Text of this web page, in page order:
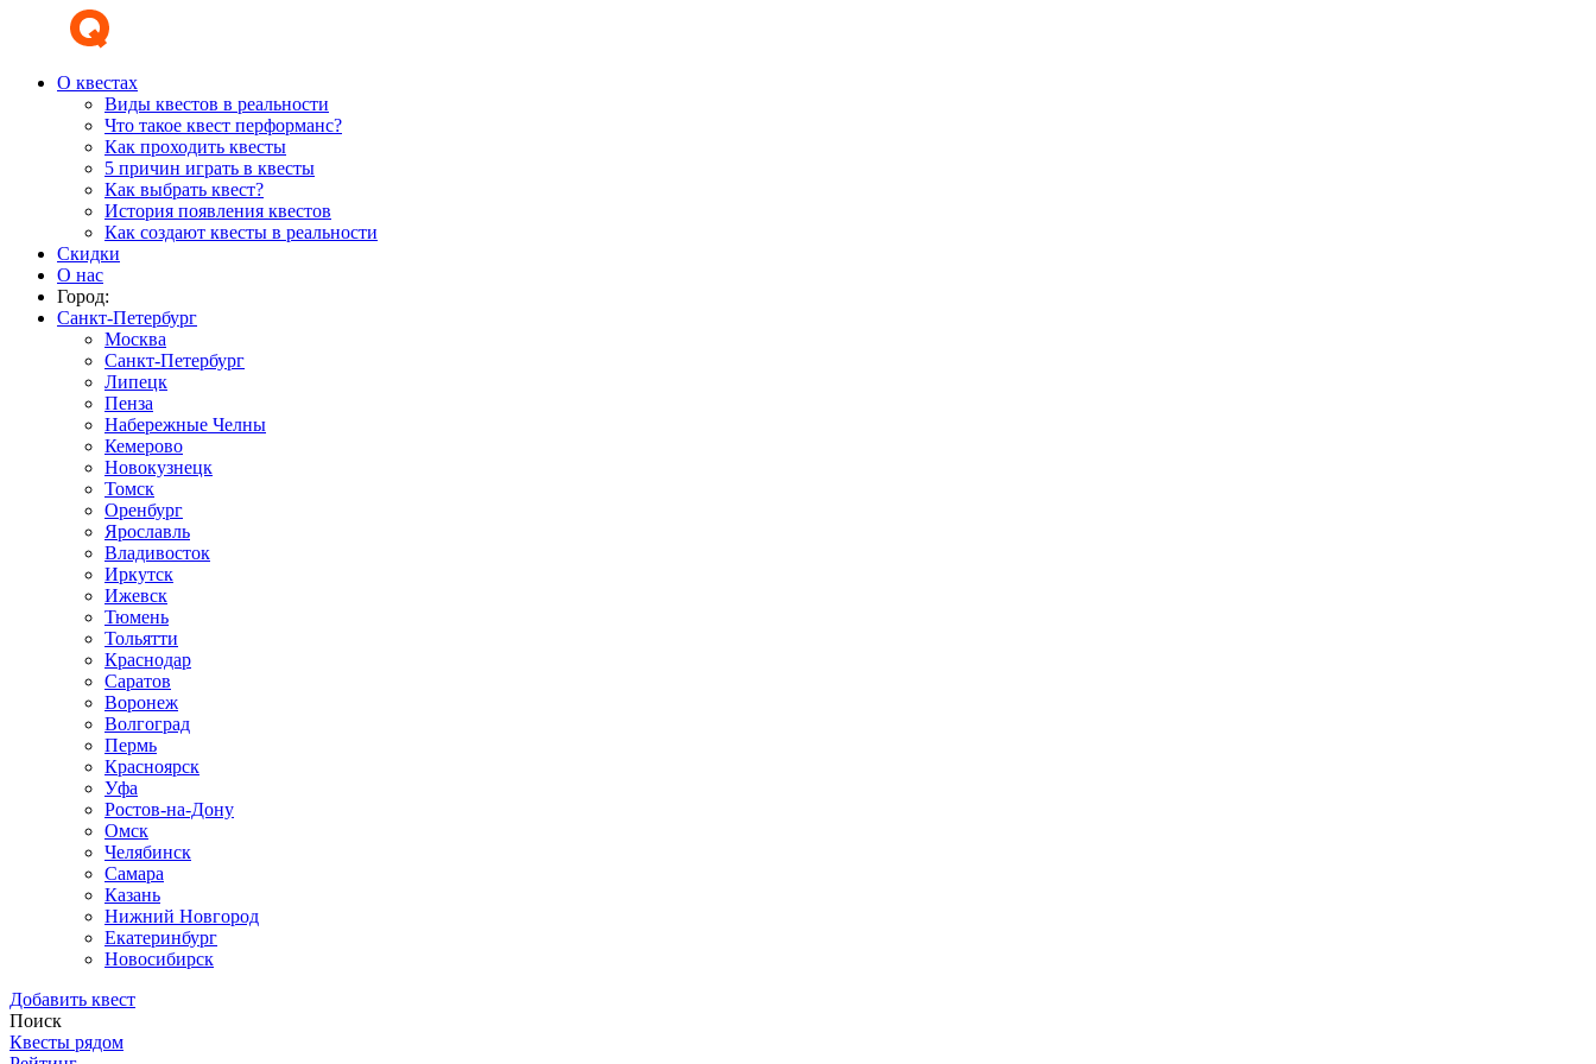
О квестах
Виды квестов в реальности
Что такое квест перформанс?
Как проходить квесты
5 причин играть в квесты
Как выбрать квест?
История появления квестов
Как создают квесты в реальности
Скидки
О нас
Город:
Санкт-Петербург
Москва
Санкт-Петербург
Липецк
Пенза
Набережные Челны
Кемерово
Новокузнецк
Томск
Оренбург
Ярославль
Владивосток
Иркутск
Ижевск
Тюмень
Тольятти
Краснодар
Саратов
Воронеж
Волгоград
Пермь
Красноярск
Уфа
Ростов-на-Дону
Омск
Челябинск
Самара
Казань
Нижний Новгород
Екатеринбург
Новосибирск
Добавить квест
Поиск
Квесты рядом